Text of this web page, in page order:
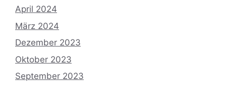
April 2024
März 2024
Dezember 2023
Oktober 2023
September 2023